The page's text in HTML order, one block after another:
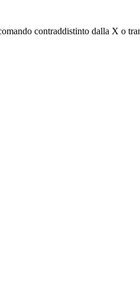
contraddistinto dalla X o